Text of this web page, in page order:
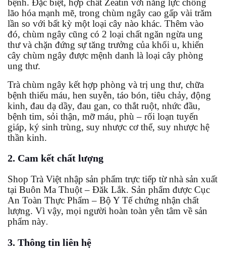
bệnh. Đặc biệt, hợp chất Zeatin với năng lực chống
lão hóa mạnh mẽ, trong chùm ngây cao gấp vài trăm
lần so với bất kỳ một loại cây nào khác. Thêm vào
đó, chùm ngây cũng có 2 loại chất ngăn ngừa ung
thưvà chặn đứng sự tăng trưởng của khối u, khiến
cây chùm ngây được mệnh danh là loại cây phòng
ung thư.
Trà chùm ngây kết hợp phòng và trị ung thư, chữa
bệnh thiếu máu, hen suyễn, táo bón, tiêu chảy, động
kinh, đau dạ dầy, đau gan, co thắt ruột, nhức đầu,
bệnh tim, sỏi thận, mỡ máu, phù – rối loạn tuyến
giáp, ký sinh trùng, suy nhược cơ thể, suy nhược hệ
thần kinh.
2. Cam kết chất lượng
Shop Trà Việt nhập sản phẩm trực tiếp từ nhà sản xuất
tại Buôn Ma Thuột – Đăk Lắk. Sản phẩm được Cục
An Toàn Thực Phẩm – Bộ Y Tế chứng nhận chất
lượng. Vì vậy, mọi người hoàn toàn yên tâm về sản
phẩm này.
3. Thông tin liên hệ